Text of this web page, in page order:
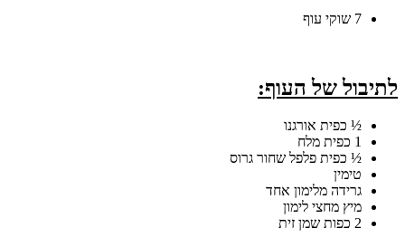
7 שוקי עוף
לתיבול של העוף:
½ כפית אורגנו
1 כפית מלח
½ כפית פלפל שחור גרוס
טימין
גרידה מלימון אחד
מיץ מחצי לימון
2 כפות שמן זית